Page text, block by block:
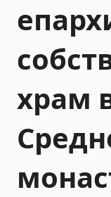
храм